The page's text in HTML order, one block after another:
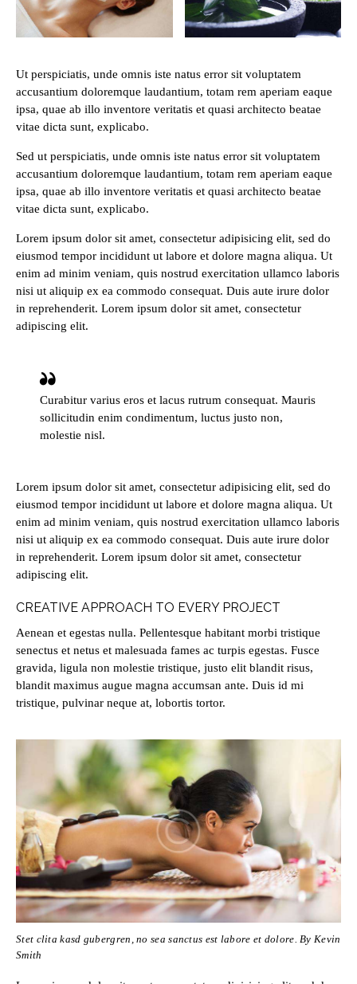
Ut perspiciatis, unde omnis iste natus error sit voluptatem
accusantium doloremque laudantium, totam rem aperiam eaque
ipsa, quae ab illo inventore veritatis et quasi architecto beatae
vitae dicta sunt, explicabo.
Sed ut perspiciatis, unde omnis iste natus error sit voluptatem
accusantium doloremque laudantium, totam rem aperiam eaque
ipsa, quae ab illo inventore veritatis et quasi architecto beatae
vitae dicta sunt, explicabo.
Lorem ipsum dolor sit amet, consectetur adipisicing elit, sed do
eiusmod tempor incididunt ut labore et dolore magna aliqua. Ut
enim ad minim veniam, quis nostrud exercitation ullamco laboris
nisi ut aliquip ex ea commodo consequat. Duis aute irure dolor
in reprehenderit. Lorem ipsum dolor sit amet, consectetur
adipiscing elit.
Curabitur varius eros et lacus rutrum consequat. Mauris
sollicitudin enim condimentum, luctus justo non,
molestie nisl.
Lorem ipsum dolor sit amet, consectetur adipisicing elit, sed do
eiusmod tempor incididunt ut labore et dolore magna aliqua. Ut
enim ad minim veniam, quis nostrud exercitation ullamco laboris
nisi ut aliquip ex ea commodo consequat. Duis aute irure dolor
in reprehenderit. Lorem ipsum dolor sit amet, consectetur
adipiscing elit.
CREATIVE APPROACH TO EVERY PROJECT
Aenean et egestas nulla. Pellentesque habitant morbi tristique
senectus et netus et malesuada fames ac turpis egestas. Fusce
gravida, ligula non molestie tristique, justo elit blandit risus,
blandit maximus augue magna accumsan ante. Duis id mi
tristique, pulvinar neque at, lobortis tortor.
Stet clita kasd gubergren, no sea sanctus est labore et dolore. By Kevin
Smith